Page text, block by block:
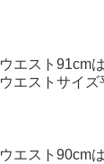
ウエスト91cm
ウエストサイ
ウエスト90cm